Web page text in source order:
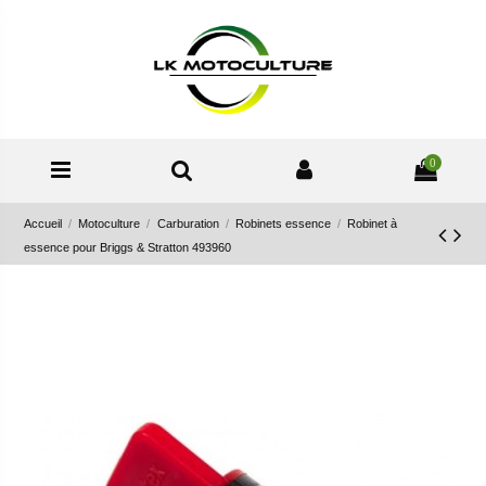
0
Accueil Motoculture Carburation Robinets essence
Robinet à
essence pour Briggs & Stratton 493960